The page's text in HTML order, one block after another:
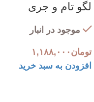
لگو تام و جری
موجود در انبار
تومان ۱,۱۸۸,۰۰۰
افزودن به سبد خرید